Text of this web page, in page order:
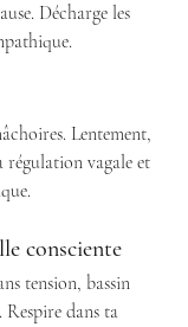
Décharge les
Lentement,
régulation vagale et
consciente
tension, bassin
dans ta